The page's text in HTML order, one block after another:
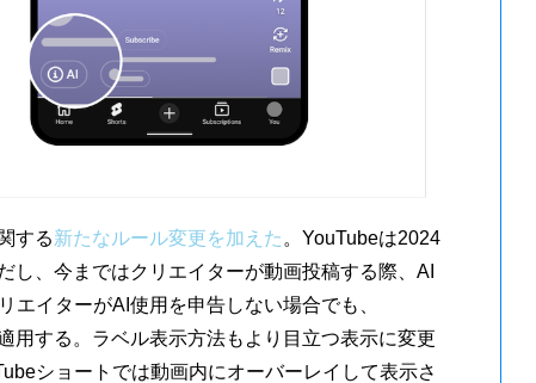
する新たなルール変更を加えた 。YouTubeは2024
、今まではクリエイターが動画投稿する際、AI
イターがAI使用を申告しない場合でも、
用する。ラベル表示方法もより目立つ表示に変更
ショートでは動画内にオーバーレイして表示さ